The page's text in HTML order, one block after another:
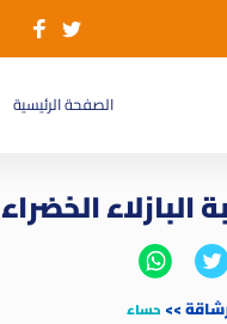
الصفحة الرئيسية
(current)
البازلاء الخضراء
>>حساء